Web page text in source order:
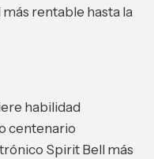
rentable hasta la
habilidad
centenario
Spirit Bell más